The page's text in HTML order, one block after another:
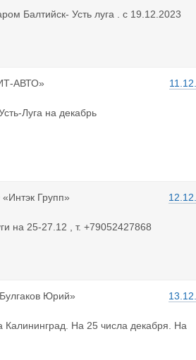
Балтийск- Усть луга . с 19.12.2023
АВТО»
Луга на декабрь
Групп»
на 25-27.12 , т. +79052427868
Юрий»
Калининград. На 25 числа декабря. На